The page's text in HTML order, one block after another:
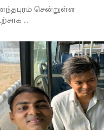
சென்றுள்ள
...